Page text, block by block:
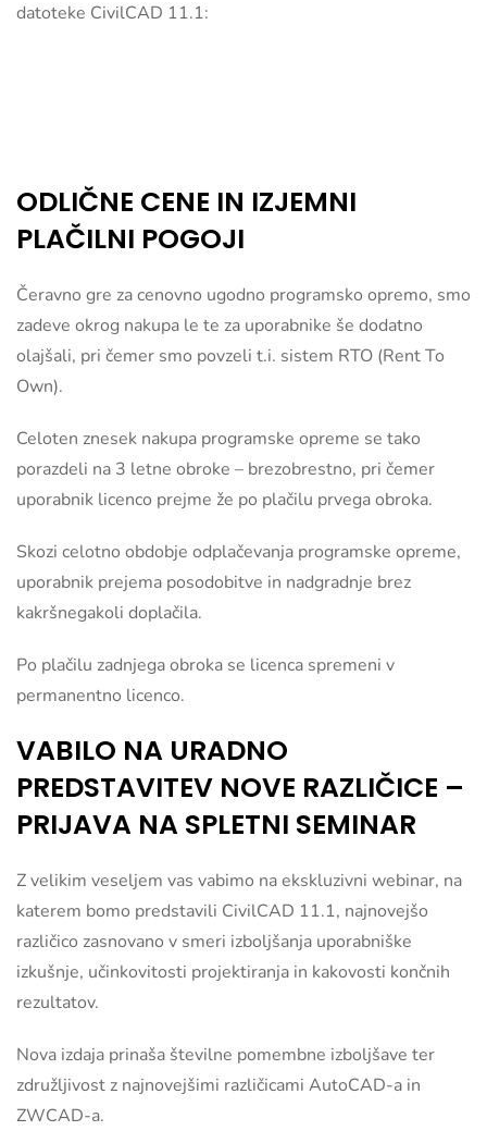
datoteke CivilCAD 11.1:
ODLIČNE CENE IN IZJEMNI
PLAČILNI POGOJI
Čeravno gre za cenovno ugodno programsko opremo, smo
zadeve okrog nakupa le te za uporabnike še dodatno
olajšali, pri čemer smo povzeli t.i. sistem RTO (Rent To
Own).
Celoten znesek nakupa programske opreme se tako
porazdeli na 3 letne obroke – brezobrestno, pri čemer
uporabnik licenco prejme že po plačilu prvega obroka.
Skozi celotno obdobje odplačevanja programske opreme,
uporabnik prejema posodobitve in nadgradnje brez
kakršnegakoli doplačila.
Po plačilu zadnjega obroka se licenca spremeni v
permanentno licenco.
VABILO NA URADNO
PREDSTAVITEV NOVE RAZLIČICE –
PRIJAVA NA SPLETNI SEMINAR
Z velikim veseljem vas vabimo na ekskluzivni webinar, na
katerem bomo predstavili CivilCAD 11.1, najnovejšo
različico zasnovano v smeri izboljšanja uporabniške
izkušnje, učinkovitosti projektiranja in kakovosti končnih
rezultatov.
Nova izdaja prinaša številne pomembne izboljšave ter
združljivost z najnovejšimi različicami AutoCAD-a in
ZWCAD-a.